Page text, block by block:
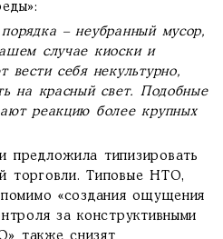
– неубранный мусор,
случае киоски и
вести себя некультурно,
на красный свет. Подобные
реакцию более крупных
предложила типизировать
торговли. Типовые НТО,
«создания ощущения
за конструктивными
также снизят